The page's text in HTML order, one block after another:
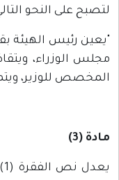
لتصبح على النحو
"يعين رئيس الهيئة
مجلس الوزراء،
المخصص للوزير،
مادة (3)